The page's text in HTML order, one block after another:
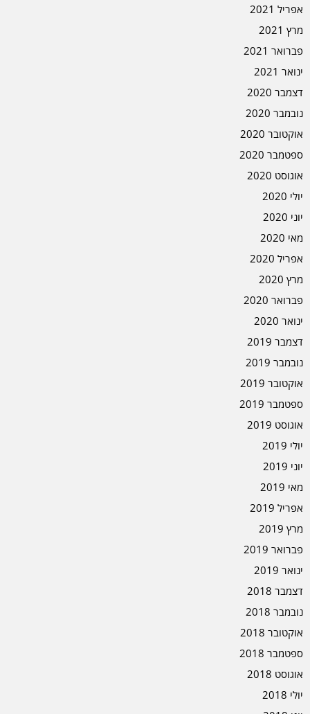
אפריל 2021
מרץ 2021
פברואר 2021
ינואר 2021
דצמבר 2020
נובמבר 2020
אוקטובר 2020
ספטמבר 2020
אוגוסט 2020
יולי 2020
יוני 2020
מאי 2020
אפריל 2020
מרץ 2020
פברואר 2020
ינואר 2020
דצמבר 2019
נובמבר 2019
אוקטובר 2019
ספטמבר 2019
אוגוסט 2019
יולי 2019
יוני 2019
מאי 2019
אפריל 2019
מרץ 2019
פברואר 2019
ינואר 2019
דצמבר 2018
נובמבר 2018
אוקטובר 2018
ספטמבר 2018
אוגוסט 2018
יולי 2018